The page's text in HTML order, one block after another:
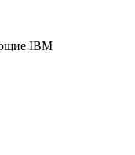
IBM